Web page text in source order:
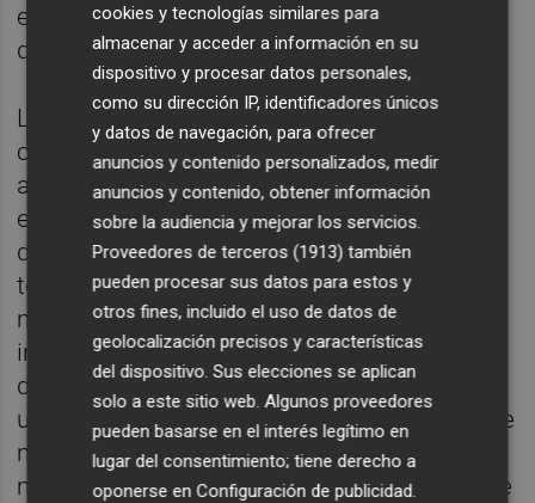
ecosistemas económicos en las comarcas
del interior.
La estrategia plantea favorecer entornos
colaborativos en los que participen
administraciones públicas, universidades,
empresas y agentes sociales para
desarrollar proyectos innovadores ligados al
territorio y generar actividad económica en
municipios con dificultades para atraer
inversión y empleo. En este sentido, el
documento apunta la puesta en marcha de
un
por comarca con amplia presencia de
municipios en riesgo de despoblación a
modo de "Centro de Innovación Territorial de
cookies y tecnologías similares para
almacenar y acceder a información en su
dispositivo y procesar datos personales,
como su dirección IP, identificadores únicos
y datos de navegación, para ofrecer
anuncios y contenido personalizados, medir
anuncios y contenido, obtener información
sobre la audiencia y mejorar los servicios.
Proveedores de terceros (1913) también
pueden procesar sus datos para estos y
otros fines, incluido el uso de datos de
geolocalización precisos y características
del dispositivo. Sus elecciones se aplican
solo a este sitio web. Algunos proveedores
pueden basarse en el interés legítimo en
lugar del consentimiento; tiene derecho a
oponerse enConfiguración de publicidad.